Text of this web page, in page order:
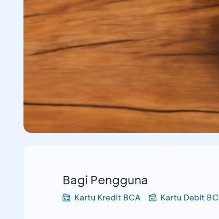
Bagi Pengguna
Kartu Kredit BCA Kartu Debit